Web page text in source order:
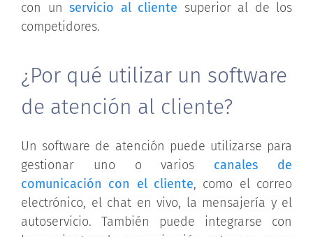
con un servicio al cliente superior al de los
competidores.
¿Por qué utilizar un software
de atención al cliente?
Un software de atención puede utilizarse para
gestionar uno o varios canales de
comunicación con el cliente, como el correo
electrónico, el chat en vivo, la mensajería y el
autoservicio. También puede integrarse con